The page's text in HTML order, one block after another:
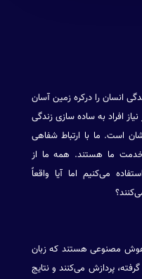
انسان را درکره زمین آسان
افراد به ساده ‌‌سازی زندگی
است. ما با ارتباط شفاهی
ما هستند. همه ما از
می‌کنیم اما آیا واقعاً
مصنوعی هستند که زبان
پردازش می‌کنند و نتایج